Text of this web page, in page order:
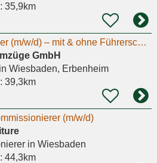
35,9km
Möbelpacker (m/w/d) – mit & ohne Führerschein
GmbH
Wiesbaden, Erbenheim
39,3km
(m/w/d)
in Wiesbaden
44,3km